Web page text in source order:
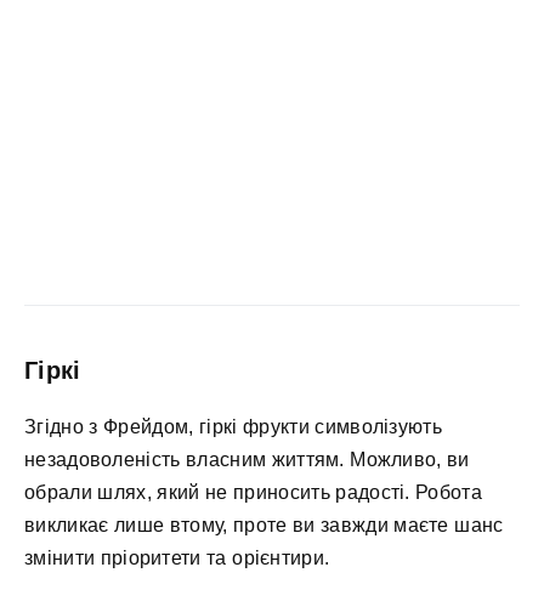
Гіркі
Згідно з Фрейдом, гіркі фрукти символізують
незадоволеність власним життям. Можливо, ви
обрали шлях, який не приносить радості. Робота
викликає лише втому, проте ви завжди маєте шанс
змінити пріоритети та орієнтири.